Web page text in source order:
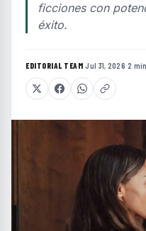
ficciones con
éxito.
EDITORIAL TEAM·Jul 31, 2026·2